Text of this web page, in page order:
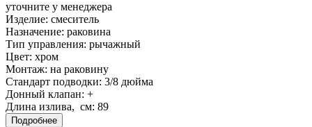
уточните у менеджера
Изделие: смеситель
Назначение: раковина
Тип управления: рычажный
Цвет: хром
Монтаж: на раковину
Стандарт подводки: 3/8 дюйма
Донный клапан: +
Длина излива, см: 89
Подробнее